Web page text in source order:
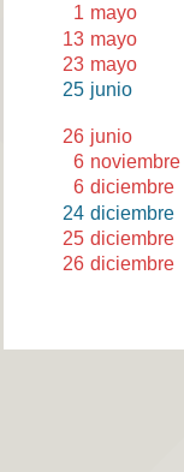
1 mayo
13 mayo
23 mayo
25 junio
26 junio
6 noviembre
6 diciembre
24 diciembre
25 diciembre
26 diciembre